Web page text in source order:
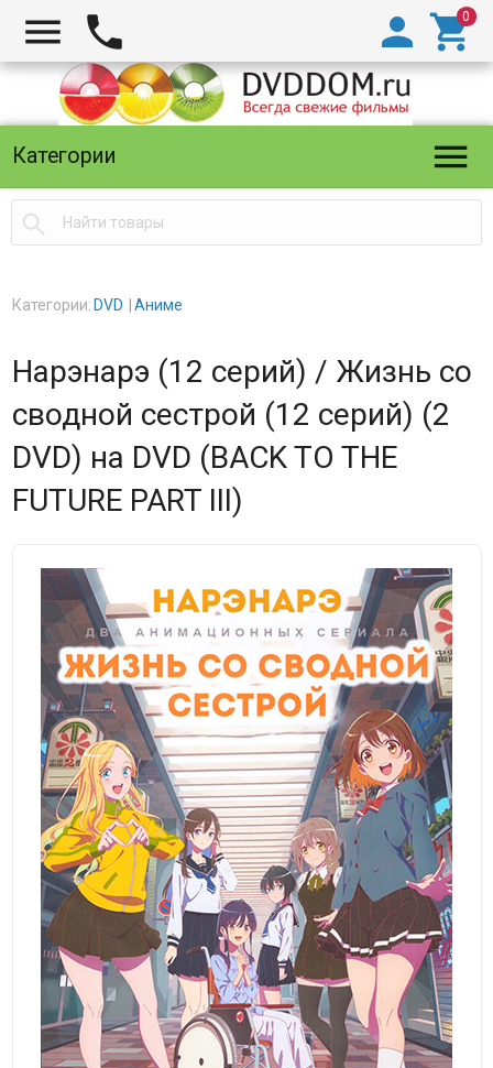
  

Категории 

Категории: DVD Аниме
Нарэнарэ (12 серий) / Жизнь со
сводной сестрой (12 серий) (2
DVD) на DVD (BACK TO THE
FUTURE PART III)